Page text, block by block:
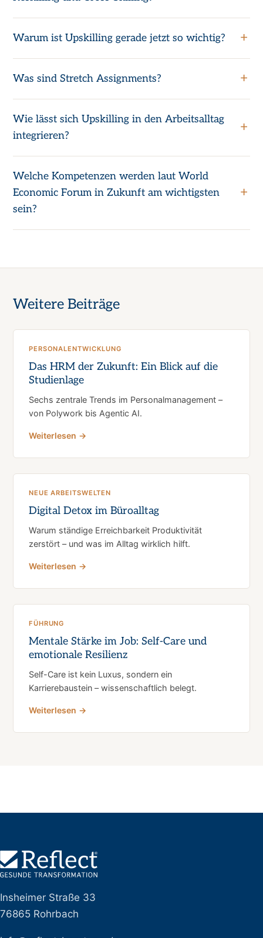
Warum ist Upskilling gerade jetzt so wichtig?
Was sind Stretch Assignments?
Wie lässt sich Upskilling in den Arbeitsalltag
integrieren?
Welche Kompetenzen werden laut World
Economic Forum in Zukunft am wichtigsten
sein?
Weitere Beiträge
PERSONALENTWICKLUNG
Das HRM der Zukunft: Ein Blick auf die
Studienlage
Sechs zentrale Trends im Personalmanagement –
von Polywork bis Agentic AI.
Weiterlesen →
NEUE ARBEITSWELTEN
Digital Detox im Büroalltag
Warum ständige Erreichbarkeit Produktivität
zerstört – und was im Alltag wirklich hilft.
Weiterlesen →
FÜHRUNG
Mentale Stärke im Job: Self-Care und
emotionale Resilienz
Self-Care ist kein Luxus, sondern ein
Karrierebaustein – wissenschaftlich belegt.
Weiterlesen →
Insheimer Straße 33
76865 Rohrbach